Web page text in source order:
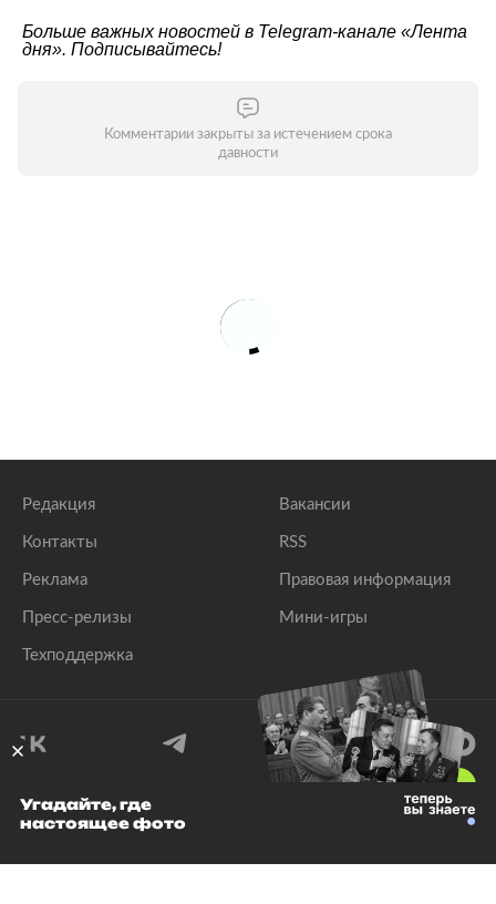
Больше важных новостей в Telegram-канале «Лента
дня». Подписывайтесь!
Комментарии закрыты за истечением срока
давности
Редакция
Контакты
Реклама
Пресс-релизы
Техподдержка
Вакансии
RSS
Правовая информация
Мини-игры
© 1999–2026 Все права защищены.
Угадайте, где
настоящее фото